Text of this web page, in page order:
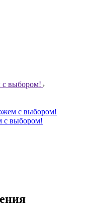
выбором!
с выбором!
с выбором!